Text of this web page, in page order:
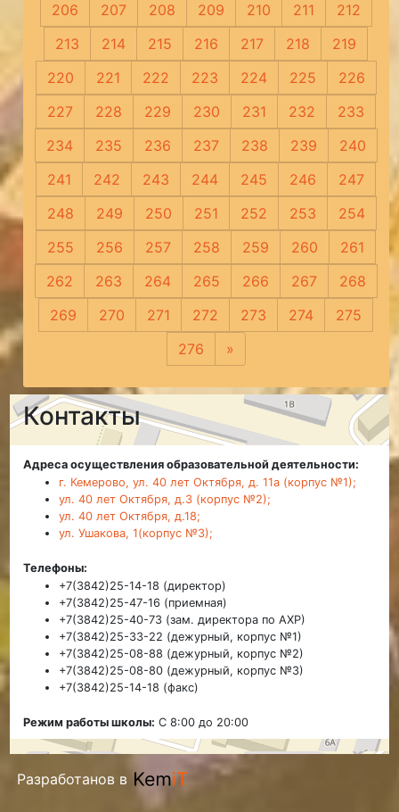
206
207 208 209 210 211
212
213
214 215 216 217 218
219
220
221 222 223 224 225
226
227
228 229 230 231 232
233
234
235 236 237 238 239
240
241
242 243 244 245 246
247
248
249 250 251 252 253
254
255
256 257 258 259 260
261
262
263 264 265 266 267
268
269
270 271 272 273 274
275
276
»
Контакты
Адреса осуществления образовательной деятельности:
г. Кемерово, ул. 40 лет Октября, д. 11а (корпус №1);
ул. 40 лет Октября, д.3 (корпус №2);
ул. 40 лет Октября, д.18;
ул. Ушакова, 1(корпус №3);
Телефоны:
+7(3842)25-14-18 (директор)
+7(3842)25-47-16 (приемная)
+7(3842)25-40-73 (зам. директора по АХР)
+7(3842)25-33-22 (дежурный, корпус №1)
+7(3842)25-08-88 (дежурный, корпус №2)
+7(3842)25-08-80 (дежурный, корпус №3)
+7(3842)25-14-18 (факс)
Режим работы школы: С 8:00 до 20:00
Разработанов в